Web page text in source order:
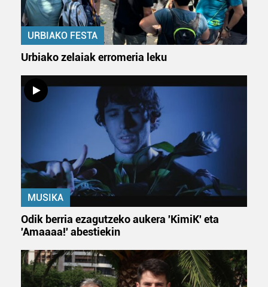
URBIAKO FESTA
Urbiako zelaiak erromeria leku
MUSIKA
Odik berria ezagutzeko aukera 'KimiK' eta
'Amaaaa!' abestiekin